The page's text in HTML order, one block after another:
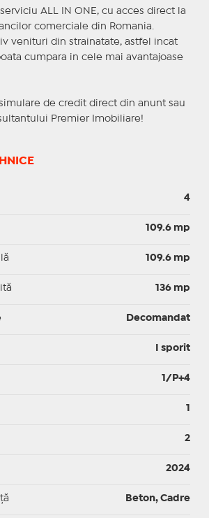
ALL IN ONE, cu acces direct la
comerciale din Romania.
venituri din strainatate, astfel incat
cumpara in cele mai avantajoase
de credit direct din anunt sau
Premier Imobiliare!
4
109.6 mp
109.6 mp
136 mp
Decomandat
I sporit
1/P+4
1
2
2024
Beton, Cadre